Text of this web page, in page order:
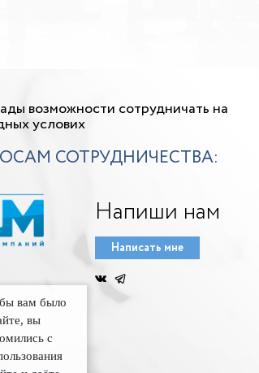
возможности сотрудничать на
услових
СОТРУДНИЧЕСТВА:
Напиши нам
Написать мне
вам было
вы
с